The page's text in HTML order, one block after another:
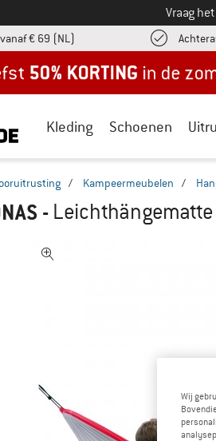
Vraag
€ 69 (NL)
Kleding Schoenen
/ Kampeermeubelen /
- Leichthängematte
Wij